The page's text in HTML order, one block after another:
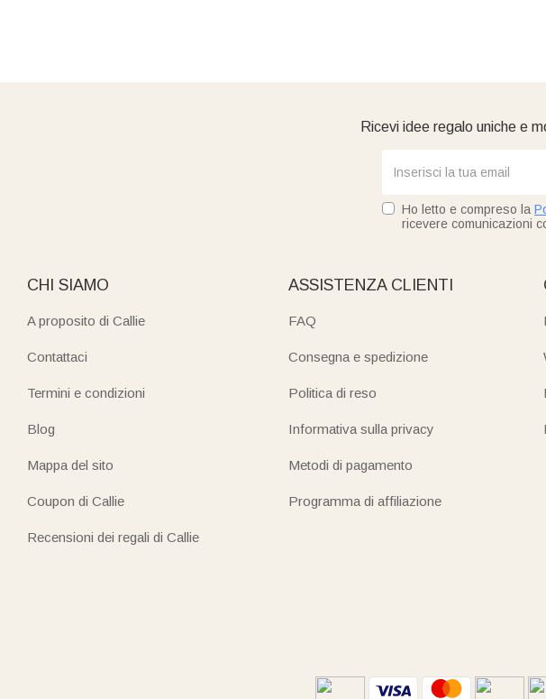
Ricevi idee regalo uniche e
Ho letto e compreso la
ricevere comunicazioni
CHI SIAMO
A proposito di Callie
Contattaci
Termini e condizioni
Blog
Mappa del sito
Coupon di Callie
Recensioni dei regali di Callie
ASSISTENZA CLIENTI
FAQ
Consegna e spedizione
Politica di reso
Informativa sulla privacy
Metodi di pagamento
Programma di affiliazione